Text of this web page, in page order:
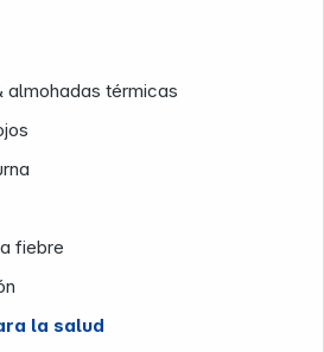
almohadas térmicas
fiebre
la salud